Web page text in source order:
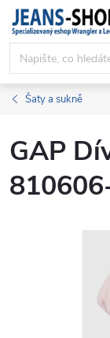
Přejít
obsah
Šaty a sukně
GAP